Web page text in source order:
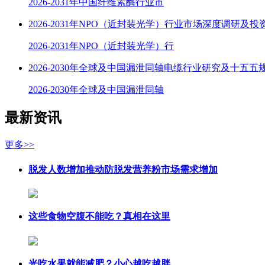
2026-2031年NPO（近封装光学）行业市场深度调研及投
2026-2031年NPO（近封装光学）行
2026-2030年全球及中国漏泄同轴电缆行业研究及十五五
2026-2030年全球及中国漏泄同轴
最新资讯
更多>>
脱发人数增加推动防脱发营养粉市场需求增加
这些食物空腹不能吃？真相在这里